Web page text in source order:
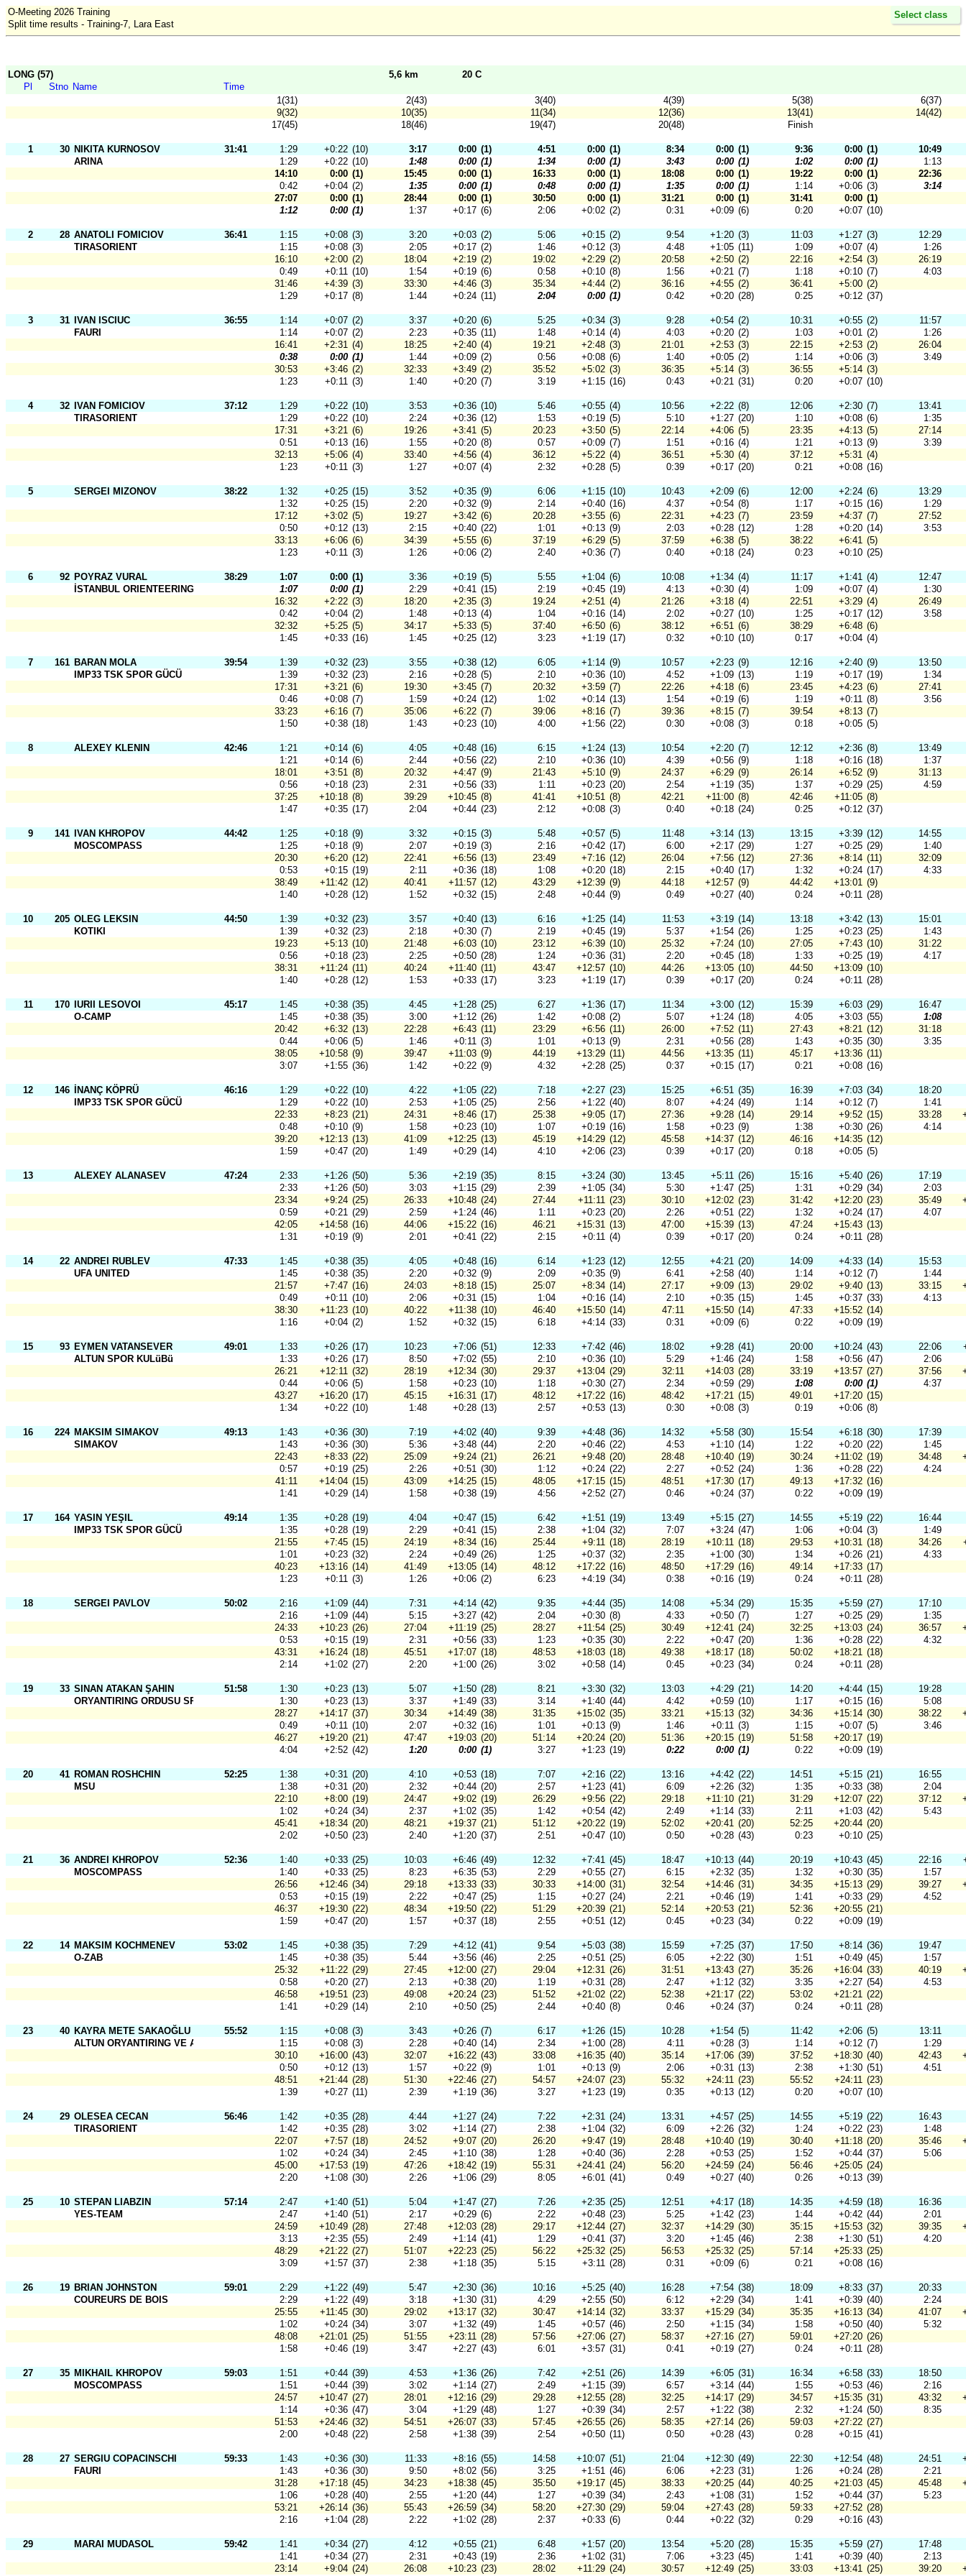
O-Meeting 2026 Training
Split time results - Training-7, Lara East
LONG (57) 5,6 km
20 C
Pl
Stno Name
Time
1(31)
2(43) 3(40) 4(39) 5(38)
6(37)
9(32)
10(35) 11(34) 12(36) 13(41)
14(42)
17(45)
18(46) 19(47) 20(48) Finish
1 30 NIKITA KURNOSOV 31:41 1:29 +0:22 (10) 3:17 0:00 (1) 4:51 0:00 (1) 8:34 0:00 (1) 9:36 0:00 (1)
10:49
ARINA
1:29 +0:22 (10) 1:48 0:00 (1) 1:34 0:00 (1) 3:43 0:00 (1) 1:02 0:00 (1)
1:13
14:10
0:00 (1) 15:45 0:00 (1) 16:33 0:00 (1) 18:08 0:00 (1) 19:22 0:00 (1)
22:36
0:42
+0:04 (2) 1:35 0:00 (1) 0:48 0:00 (1) 1:35 0:00 (1) 1:14 +0:06 (3)
3:14
27:07
0:00 (1) 28:44 0:00 (1) 30:50 0:00 (1) 31:21 0:00 (1) 31:41 0:00 (1)
1:12
0:00 (1) 1:37 +0:17 (6) 2:06 +0:02 (2) 0:31 +0:09 (6) 0:20 +0:07 (10)
2 28 ANATOLI FOMICIOV 36:41 1:15 +0:08 (3) 3:20 +0:03 (2) 5:06 +0:15 (2) 9:54 +1:20 (3) 11:03 +1:27 (3)
12:29
TIRASORIENT
1:15 +0:08 (3) 2:05 +0:17 (2) 1:46 +0:12 (3) 4:48 +1:05 (11) 1:09 +0:07 (4)
1:26
16:10
+2:00 (2) 18:04 +2:19 (2) 19:02 +2:29 (2) 20:58 +2:50 (2) 22:16 +2:54 (3)
26:19
0:49
+0:11 (10) 1:54 +0:19 (6) 0:58 +0:10 (8) 1:56 +0:21 (7) 1:18 +0:10 (7)
4:03
31:46
+4:39 (3) 33:30 +4:46 (3) 35:34 +4:44 (2) 36:16 +4:55 (2) 36:41 +5:00 (2)
1:29
+0:17 (8) 1:44 +0:24 (11) 2:04 0:00 (1) 0:42 +0:20 (28) 0:25 +0:12 (37)
3 31 IVAN ISCIUC 36:55 1:14 +0:07 (2) 3:37 +0:20 (6) 5:25 +0:34 (3) 9:28 +0:54 (2) 10:31 +0:55 (2)
11:57
FAURI
1:14 +0:07 (2) 2:23 +0:35 (11) 1:48 +0:14 (4) 4:03 +0:20 (2) 1:03 +0:01 (2)
1:26
16:41
+2:31 (4) 18:25 +2:40 (4) 19:21 +2:48 (3) 21:01 +2:53 (3) 22:15 +2:53 (2)
26:04
0:38
0:00 (1) 1:44 +0:09 (2) 0:56 +0:08 (6) 1:40 +0:05 (2) 1:14 +0:06 (3)
3:49
30:53
+3:46 (2) 32:33 +3:49 (2) 35:52 +5:02 (3) 36:35 +5:14 (3) 36:55 +5:14 (3)
1:23
+0:11 (3) 1:40 +0:20 (7) 3:19 +1:15 (16) 0:43 +0:21 (31) 0:20 +0:07 (10)
4 32 IVAN FOMICIOV 37:12 1:29 +0:22 (10) 3:53 +0:36 (10) 5:46 +0:55 (4) 10:56 +2:22 (8) 12:06 +2:30 (7)
13:41
TIRASORIENT
1:29 +0:22 (10) 2:24 +0:36 (12) 1:53 +0:19 (5) 5:10 +1:27 (20) 1:10 +0:08 (6)
1:35
17:31
+3:21 (6) 19:26 +3:41 (5) 20:23 +3:50 (5) 22:14 +4:06 (5) 23:35 +4:13 (5)
27:14
0:51
+0:13 (16) 1:55 +0:20 (8) 0:57 +0:09 (7) 1:51 +0:16 (4) 1:21 +0:13 (9)
3:39
32:13
+5:06 (4) 33:40 +4:56 (4) 36:12 +5:22 (4) 36:51 +5:30 (4) 37:12 +5:31 (4)
1:23
+0:11 (3) 1:27 +0:07 (4) 2:32 +0:28 (5) 0:39 +0:17 (20) 0:21 +0:08 (16)
5 SERGEI MIZONOV 38:22 1:32 +0:25 (15) 3:52 +0:35 (9) 6:06 +1:15 (10) 10:43 +2:09 (6) 12:00 +2:24 (6)
13:29
1:32
+0:25 (15) 2:20 +0:32 (9) 2:14 +0:40 (16) 4:37 +0:54 (8) 1:17 +0:15 (16)
1:29
17:12
+3:02 (5) 19:27 +3:42 (6) 20:28 +3:55 (6) 22:31 +4:23 (7) 23:59 +4:37 (7)
27:52
0:50
+0:12 (13) 2:15 +0:40 (22) 1:01 +0:13 (9) 2:03 +0:28 (12) 1:28 +0:20 (14)
3:53
33:13
+6:06 (6) 34:39 +5:55 (6) 37:19 +6:29 (5) 37:59 +6:38 (5) 38:22 +6:41 (5)
1:23
+0:11 (3) 1:26 +0:06 (2) 2:40 +0:36 (7) 0:40 +0:18 (24) 0:23 +0:10 (25)
6 92 POYRAZ VURAL 38:29 1:07 0:00 (1) 3:36 +0:19 (5) 5:55 +1:04 (6) 10:08 +1:34 (4) 11:17 +1:41 (4)
12:47
İSTANBUL ORIENTEERING SK-İOG
1:07 0:00 (1) 2:29 +0:41 (15) 2:19 +0:45 (19) 4:13 +0:30 (4) 1:09 +0:07 (4)
1:30
16:32
+2:22 (3) 18:20 +2:35 (3) 19:24 +2:51 (4) 21:26 +3:18 (4) 22:51 +3:29 (4)
26:49
0:42
+0:04 (2) 1:48 +0:13 (4) 1:04 +0:16 (14) 2:02 +0:27 (10) 1:25 +0:17 (12)
3:58
32:32
+5:25 (5) 34:17 +5:33 (5) 37:40 +6:50 (6) 38:12 +6:51 (6) 38:29 +6:48 (6)
1:45
+0:33 (16) 1:45 +0:25 (12) 3:23 +1:19 (17) 0:32 +0:10 (10) 0:17 +0:04 (4)
7 161 BARAN MOLA 39:54 1:39 +0:32 (23) 3:55 +0:38 (12) 6:05 +1:14 (9) 10:57 +2:23 (9) 12:16 +2:40 (9)
13:50
IMP33 TSK SPOR GÜCÜ
1:39 +0:32 (23) 2:16 +0:28 (5) 2:10 +0:36 (10) 4:52 +1:09 (13) 1:19 +0:17 (19)
1:34
17:31
+3:21 (6) 19:30 +3:45 (7) 20:32 +3:59 (7) 22:26 +4:18 (6) 23:45 +4:23 (6)
27:41
0:46
+0:08 (7) 1:59 +0:24 (12) 1:02 +0:14 (13) 1:54 +0:19 (6) 1:19 +0:11 (8)
3:56
33:23
+6:16 (7) 35:06 +6:22 (7) 39:06 +8:16 (7) 39:36 +8:15 (7) 39:54 +8:13 (7)
1:50
+0:38 (18) 1:43 +0:23 (10) 4:00 +1:56 (22) 0:30 +0:08 (3) 0:18 +0:05 (5)
8 ALEXEY KLENIN 42:46 1:21 +0:14 (6) 4:05 +0:48 (16) 6:15 +1:24 (13) 10:54 +2:20 (7) 12:12 +2:36 (8)
13:49
1:21
+0:14 (6) 2:44 +0:56 (22) 2:10 +0:36 (10) 4:39 +0:56 (9) 1:18 +0:16 (18)
1:37
18:01
+3:51 (8) 20:32 +4:47 (9) 21:43 +5:10 (9) 24:37 +6:29 (9) 26:14 +6:52 (9)
31:13
0:56
+0:18 (23) 2:31 +0:56 (33) 1:11 +0:23 (20) 2:54 +1:19 (35) 1:37 +0:29 (25)
4:59
37:25
+10:18 (8) 39:29 +10:45 (8) 41:41 +10:51 (8) 42:21 +11:00 (8) 42:46 +11:05 (8)
1:47
+0:35 (17) 2:04 +0:44 (23) 2:12 +0:08 (3) 0:40 +0:18 (24) 0:25 +0:12 (37)
9 141 IVAN KHROPOV 44:42 1:25 +0:18 (9) 3:32 +0:15 (3) 5:48 +0:57 (5) 11:48 +3:14 (13) 13:15 +3:39 (12)
14:55
MOSCOMPASS
1:25 +0:18 (9) 2:07 +0:19 (3) 2:16 +0:42 (17) 6:00 +2:17 (29) 1:27 +0:25 (29)
1:40
20:30
+6:20 (12) 22:41 +6:56 (13) 23:49 +7:16 (12) 26:04 +7:56 (12) 27:36 +8:14 (11)
32:09
0:53
+0:15 (19) 2:11 +0:36 (18) 1:08 +0:20 (18) 2:15 +0:40 (17) 1:32 +0:24 (17)
4:33
38:49
+11:42 (12) 40:41 +11:57 (12) 43:29 +12:39 (9) 44:18 +12:57 (9) 44:42 +13:01 (9)
1:40
+0:28 (12) 1:52 +0:32 (15) 2:48 +0:44 (9) 0:49 +0:27 (40) 0:24 +0:11 (28)
10 205 OLEG LEKSIN 44:50 1:39 +0:32 (23) 3:57 +0:40 (13) 6:16 +1:25 (14) 11:53 +3:19 (14) 13:18 +3:42 (13)
15:01
KOTIKI
1:39 +0:32 (23) 2:18 +0:30 (7) 2:19 +0:45 (19) 5:37 +1:54 (26) 1:25 +0:23 (25)
1:43
19:23
+5:13 (10) 21:48 +6:03 (10) 23:12 +6:39 (10) 25:32 +7:24 (10) 27:05 +7:43 (10)
31:22
0:56
+0:18 (23) 2:25 +0:50 (28) 1:24 +0:36 (31) 2:20 +0:45 (18) 1:33 +0:25 (19)
4:17
38:31
+11:24 (11) 40:24 +11:40 (11) 43:47 +12:57 (10) 44:26 +13:05 (10) 44:50 +13:09 (10)
1:40
+0:28 (12) 1:53 +0:33 (17) 3:23 +1:19 (17) 0:39 +0:17 (20) 0:24 +0:11 (28)
11 170 IURII LESOVOI 45:17 1:45 +0:38 (35) 4:45 +1:28 (25) 6:27 +1:36 (17) 11:34 +3:00 (12) 15:39 +6:03 (29)
16:47
O-CAMP
1:45 +0:38 (35) 3:00 +1:12 (26) 1:42 +0:08 (2) 5:07 +1:24 (18) 4:05 +3:03 (55)
1:08
20:42
+6:32 (13) 22:28 +6:43 (11) 23:29 +6:56 (11) 26:00 +7:52 (11) 27:43 +8:21 (12)
31:18
0:44
+0:06 (5) 1:46 +0:11 (3) 1:01 +0:13 (9) 2:31 +0:56 (28) 1:43 +0:35 (30)
3:35
38:05
+10:58 (9) 39:47 +11:03 (9) 44:19 +13:29 (11) 44:56 +13:35 (11) 45:17 +13:36 (11)
3:07
+1:55 (36) 1:42 +0:22 (9) 4:32 +2:28 (25) 0:37 +0:15 (17) 0:21 +0:08 (16)
12 146 İNANÇ KÖPRÜ 46:16 1:29 +0:22 (10) 4:22 +1:05 (22) 7:18 +2:27 (23) 15:25 +6:51 (35) 16:39 +7:03 (34)
18:20
IMP33 TSK SPOR GÜCÜ
1:29 +0:22 (10) 2:53 +1:05 (25) 2:56 +1:22 (40) 8:07 +4:24 (49) 1:14 +0:12 (7)
1:41
22:33
+8:23 (21) 24:31 +8:46 (17) 25:38 +9:05 (17) 27:36 +9:28 (14) 29:14 +9:52 (15) 33:28
0:48
+0:10 (9) 1:58 +0:23 (10) 1:07 +0:19 (16) 1:58 +0:23 (9) 1:38 +0:30 (26)
4:14
39:20
+12:13 (13) 41:09 +12:25 (13) 45:19 +14:29 (12) 45:58 +14:37 (12) 46:16 +14:35 (12)
1:59
+0:47 (20) 1:49 +0:29 (14) 4:10 +2:06 (23) 0:39 +0:17 (20) 0:18 +0:05 (5)
13 ALEXEY ALANASEV 47:24 2:33 +1:26 (50) 5:36 +2:19 (35) 8:15 +3:24 (30) 13:45 +5:11 (26) 15:16 +5:40 (26)
17:19
2:33
+1:26 (50) 3:03 +1:15 (29) 2:39 +1:05 (34) 5:30 +1:47 (25) 1:31 +0:29 (34)
2:03
23:34
+9:24 (25) 26:33 +10:48 (24) 27:44 +11:11 (23) 30:10 +12:02 (23) 31:42 +12:20 (23) 35:49
0:59
+0:21 (29) 2:59 +1:24 (46) 1:11 +0:23 (20) 2:26 +0:51 (22) 1:32 +0:24 (17)
4:07
42:05
+14:58 (16) 44:06 +15:22 (16) 46:21 +15:31 (13) 47:00 +15:39 (13) 47:24 +15:43 (13)
1:31
+0:19 (9) 2:01 +0:41 (22) 2:15 +0:11 (4) 0:39 +0:17 (20) 0:24 +0:11 (28)
14 22 ANDREI RUBLEV 47:33 1:45 +0:38 (35) 4:05 +0:48 (16) 6:14 +1:23 (12) 12:55 +4:21 (20) 14:09 +4:33 (14)
15:53
UFA UNITED
1:45 +0:38 (35) 2:20 +0:32 (9) 2:09 +0:35 (9) 6:41 +2:58 (40) 1:14 +0:12 (7)
1:44
21:57
+7:47 (16) 24:03 +8:18 (15) 25:07 +8:34 (14) 27:17 +9:09 (13) 29:02 +9:40 (13) 33:15
0:49
+0:11 (10) 2:06 +0:31 (15) 1:04 +0:16 (14) 2:10 +0:35 (15) 1:45 +0:37 (33)
4:13
38:30
+11:23 (10) 40:22 +11:38 (10) 46:40 +15:50 (14) 47:11 +15:50 (14) 47:33 +15:52 (14)
1:16
+0:04 (2) 1:52 +0:32 (15) 6:18 +4:14 (33) 0:31 +0:09 (6) 0:22 +0:09 (19)
15 93 EYMEN VATANSEVER 49:01 1:33 +0:26 (17) 10:23 +7:06 (51) 12:33 +7:42 (46) 18:02 +9:28 (41) 20:00 +10:24 (43) 22:06
ALTUN SPOR KULüBü
1:33 +0:26 (17) 8:50 +7:02 (55) 2:10 +0:36 (10) 5:29 +1:46 (24) 1:58 +0:56 (47)
2:06
26:21
+12:11 (32) 28:19 +12:34 (30) 29:37 +13:04 (29) 32:11 +14:03 (28) 33:19 +13:57 (27) 37:56
0:44
+0:06 (5) 1:58 +0:23 (10) 1:18 +0:30 (27) 2:34 +0:59 (29) 1:08 0:00 (1)
4:37
43:27
+16:20 (17) 45:15 +16:31 (17) 48:12 +17:22 (16) 48:42 +17:21 (15) 49:01 +17:20 (15)
1:34
+0:22 (10) 1:48 +0:28 (13) 2:57 +0:53 (13) 0:30 +0:08 (3) 0:19 +0:06 (8)
16 224 MAKSIM SIMAKOV 49:13 1:43 +0:36 (30) 7:19 +4:02 (40) 9:39 +4:48 (36) 14:32 +5:58 (30) 15:54 +6:18 (30)
17:39
SIMAKOV
1:43 +0:36 (30) 5:36 +3:48 (44) 2:20 +0:46 (22) 4:53 +1:10 (14) 1:22 +0:20 (22)
1:45
22:43
+8:33 (22) 25:09 +9:24 (21) 26:21 +9:48 (20) 28:48 +10:40 (19) 30:24 +11:02 (19) 34:48
0:57
+0:19 (25) 2:26 +0:51 (30) 1:12 +0:24 (22) 2:27 +0:52 (24) 1:36 +0:28 (22)
4:24
41:11
+14:04 (15) 43:09 +14:25 (15) 48:05 +17:15 (15) 48:51 +17:30 (17) 49:13 +17:32 (16)
1:41
+0:29 (14) 1:58 +0:38 (19) 4:56 +2:52 (27) 0:46 +0:24 (37) 0:22 +0:09 (19)
17 164 YASIN YEŞIL 49:14 1:35 +0:28 (19) 4:04 +0:47 (15) 6:42 +1:51 (19) 13:49 +5:15 (27) 14:55 +5:19 (22)
16:44
IMP33 TSK SPOR GÜCÜ
1:35 +0:28 (19) 2:29 +0:41 (15) 2:38 +1:04 (32) 7:07 +3:24 (47) 1:06 +0:04 (3)
1:49
21:55
+7:45 (15) 24:19 +8:34 (16) 25:44 +9:11 (18) 28:19 +10:11 (18) 29:53 +10:31 (18) 34:26
1:01
+0:23 (32) 2:24 +0:49 (26) 1:25 +0:37 (32) 2:35 +1:00 (30) 1:34 +0:26 (21)
4:33
40:23
+13:16 (14) 41:49 +13:05 (14) 48:12 +17:22 (16) 48:50 +17:29 (16) 49:14 +17:33 (17)
1:23
+0:11 (3) 1:26 +0:06 (2) 6:23 +4:19 (34) 0:38 +0:16 (19) 0:24 +0:11 (28)
18 SERGEI PAVLOV 50:02 2:16 +1:09 (44) 7:31 +4:14 (42) 9:35 +4:44 (35) 14:08 +5:34 (29) 15:35 +5:59 (27)
17:10
2:16
+1:09 (44) 5:15 +3:27 (42) 2:04 +0:30 (8) 4:33 +0:50 (7) 1:27 +0:25 (29)
1:35
24:33
+10:23 (26) 27:04 +11:19 (25) 28:27 +11:54 (25) 30:49 +12:41 (24) 32:25 +13:03 (24) 36:57
0:53
+0:15 (19) 2:31 +0:56 (33) 1:23 +0:35 (30) 2:22 +0:47 (20) 1:36 +0:28 (22)
4:32
43:31
+16:24 (18) 45:51 +17:07 (18) 48:53 +18:03 (18) 49:38 +18:17 (18) 50:02 +18:21 (18)
2:14
+1:02 (27) 2:20 +1:00 (26) 3:02 +0:58 (14) 0:45 +0:23 (34) 0:24 +0:11 (28)
19 33 SINAN ATAKAN ŞAHIN 51:58 1:30 +0:23 (13) 5:07 +1:50 (28) 8:21 +3:30 (32) 13:03 +4:29 (21) 14:20 +4:44 (15)
19:28
ORYANTIRING ORDUSU SPOR KULüBü
1:30 +0:23 (13) 3:37 +1:49 (33) 3:14 +1:40 (44) 4:42 +0:59 (10) 1:17 +0:15 (16)
5:08
28:27
+14:17 (37) 30:34 +14:49 (38) 31:35 +15:02 (35) 33:21 +15:13 (32) 34:36 +15:14 (30) 38:22
0:49
+0:11 (10) 2:07 +0:32 (16) 1:01 +0:13 (9) 1:46 +0:11 (3) 1:15 +0:07 (5)
3:46
46:27
+19:20 (21) 47:47 +19:03 (20) 51:14 +20:24 (20) 51:36 +20:15 (19) 51:58 +20:17 (19)
4:04
+2:52 (42) 1:20 0:00 (1) 3:27 +1:23 (19) 0:22 0:00 (1) 0:22 +0:09 (19)
20 41 ROMAN ROSHCHIN 52:25 1:38 +0:31 (20) 4:10 +0:53 (18) 7:07 +2:16 (22) 13:16 +4:42 (22) 14:51 +5:15 (21)
16:55
MSU
1:38 +0:31 (20) 2:32 +0:44 (20) 2:57 +1:23 (41) 6:09 +2:26 (32) 1:35 +0:33 (38)
2:04
22:10
+8:00 (19) 24:47 +9:02 (19) 26:29 +9:56 (22) 29:18 +11:10 (21) 31:29 +12:07 (22) 37:12
1:02
+0:24 (34) 2:37 +1:02 (35) 1:42 +0:54 (42) 2:49 +1:14 (33) 2:11 +1:03 (42)
5:43
45:41
+18:34 (20) 48:21 +19:37 (21) 51:12 +20:22 (19) 52:02 +20:41 (20) 52:25 +20:44 (20)
2:02
+0:50 (23) 2:40 +1:20 (37) 2:51 +0:47 (10) 0:50 +0:28 (43) 0:23 +0:10 (25)
21 36 ANDREI KHROPOV 52:36 1:40 +0:33 (25) 10:03 +6:46 (49) 12:32 +7:41 (45) 18:47 +10:13 (44) 20:19 +10:43 (45) 22:16
MOSCOMPASS
1:40 +0:33 (25) 8:23 +6:35 (53) 2:29 +0:55 (27) 6:15 +2:32 (35) 1:32 +0:30 (35)
1:57
26:56
+12:46 (34) 29:18 +13:33 (33) 30:33 +14:00 (31) 32:54 +14:46 (31) 34:35 +15:13 (29) 39:27
0:53
+0:15 (19) 2:22 +0:47 (25) 1:15 +0:27 (24) 2:21 +0:46 (19) 1:41 +0:33 (29)
4:52
46:37
+19:30 (22) 48:34 +19:50 (22) 51:29 +20:39 (21) 52:14 +20:53 (21) 52:36 +20:55 (21)
1:59
+0:47 (20) 1:57 +0:37 (18) 2:55 +0:51 (12) 0:45 +0:23 (34) 0:22 +0:09 (19)
22 14 MAKSIM KOCHMENEV 53:02 1:45 +0:38 (35) 7:29 +4:12 (41) 9:54 +5:03 (38) 15:59 +7:25 (37) 17:50 +8:14 (36)
19:47
O-ZAB
1:45 +0:38 (35) 5:44 +3:56 (46) 2:25 +0:51 (25) 6:05 +2:22 (30) 1:51 +0:49 (45)
1:57
25:32
+11:22 (29) 27:45 +12:00 (27) 29:04 +12:31 (26) 31:51 +13:43 (27) 35:26 +16:04 (33) 40:19
0:58
+0:20 (27) 2:13 +0:38 (20) 1:19 +0:31 (28) 2:47 +1:12 (32) 3:35 +2:27 (54)
4:53
46:58
+19:51 (23) 49:08 +20:24 (23) 51:52 +21:02 (22) 52:38 +21:17 (22) 53:02 +21:21 (22)
1:41
+0:29 (14) 2:10 +0:50 (25) 2:44 +0:40 (8) 0:46 +0:24 (37) 0:24 +0:11 (28)
23 40 KAYRA METE SAKAOĞLU 55:52 1:15 +0:08 (3) 3:43 +0:26 (7) 6:17 +1:26 (15) 10:28 +1:54 (5) 11:42 +2:06 (5)
13:11
ALTUN ORYANTIRING VE ASK
1:15 +0:08 (3) 2:28 +0:40 (14) 2:34 +1:00 (28) 4:11 +0:28 (3) 1:14 +0:12 (7)
1:29
30:10
+16:00 (43) 32:07 +16:22 (43) 33:08 +16:35 (40) 35:14 +17:06 (39) 37:52 +18:30 (40) 42:43
0:50
+0:12 (13) 1:57 +0:22 (9) 1:01 +0:13 (9) 2:06 +0:31 (13) 2:38 +1:30 (51)
4:51
48:51
+21:44 (28) 51:30 +22:46 (27) 54:57 +24:07 (23) 55:32 +24:11 (23) 55:52 +24:11 (23)
1:39
+0:27 (11) 2:39 +1:19 (36) 3:27 +1:23 (19) 0:35 +0:13 (12) 0:20 +0:07 (10)
24 29 OLESEA CECAN 56:46 1:42 +0:35 (28) 4:44 +1:27 (24) 7:22 +2:31 (24) 13:31 +4:57 (25) 14:55 +5:19 (22)
16:43
TIRASORIENT
1:42 +0:35 (28) 3:02 +1:14 (27) 2:38 +1:04 (32) 6:09 +2:26 (32) 1:24 +0:22 (23)
1:48
22:07
+7:57 (18) 24:52 +9:07 (20) 26:20 +9:47 (19) 28:48 +10:40 (19) 30:40 +11:18 (20) 35:46
1:02
+0:24 (34) 2:45 +1:10 (38) 1:28 +0:40 (36) 2:28 +0:53 (25) 1:52 +0:44 (37)
5:06
45:00
+17:53 (19) 47:26 +18:42 (19) 55:31 +24:41 (24) 56:20 +24:59 (24) 56:46 +25:05 (24)
2:20
+1:08 (30) 2:26 +1:06 (29) 8:05 +6:01 (41) 0:49 +0:27 (40) 0:26 +0:13 (39)
25 10 STEPAN LIABZIN 57:14 2:47 +1:40 (51) 5:04 +1:47 (27) 7:26 +2:35 (25) 12:51 +4:17 (18) 14:35 +4:59 (18)
16:36
YES-TEAM
2:47 +1:40 (51) 2:17 +0:29 (6) 2:22 +0:48 (23) 5:25 +1:42 (23) 1:44 +0:42 (44)
2:01
24:59
+10:49 (28) 27:48 +12:03 (28) 29:17 +12:44 (27) 32:37 +14:29 (30) 35:15 +15:53 (32) 39:35
3:13
+2:35 (55) 2:49 +1:14 (41) 1:29 +0:41 (37) 3:20 +1:45 (46) 2:38 +1:30 (51)
4:20
48:29
+21:22 (27) 51:07 +22:23 (25) 56:22 +25:32 (25) 56:53 +25:32 (25) 57:14 +25:33 (25)
3:09
+1:57 (37) 2:38 +1:18 (35) 5:15 +3:11 (28) 0:31 +0:09 (6) 0:21 +0:08 (16)
26 19 BRIAN JOHNSTON 59:01 2:29 +1:22 (49) 5:47 +2:30 (36) 10:16 +5:25 (40) 16:28 +7:54 (38) 18:09 +8:33 (37)
20:33
COUREURS DE BOIS
2:29 +1:22 (49) 3:18 +1:30 (31) 4:29 +2:55 (50) 6:12 +2:29 (34) 1:41 +0:39 (40)
2:24
25:55
+11:45 (30) 29:02 +13:17 (32) 30:47 +14:14 (32) 33:37 +15:29 (34) 35:35 +16:13 (34) 41:07
1:02
+0:24 (34) 3:07 +1:32 (49) 1:45 +0:57 (46) 2:50 +1:15 (34) 1:58 +0:50 (40)
5:32
48:08
+21:01 (25) 51:55 +23:11 (28) 57:56 +27:06 (27) 58:37 +27:16 (27) 59:01 +27:20 (26)
1:58
+0:46 (19) 3:47 +2:27 (43) 6:01 +3:57 (31) 0:41 +0:19 (27) 0:24 +0:11 (28)
27 35 MIKHAIL KHROPOV 59:03 1:51 +0:44 (39) 4:53 +1:36 (26) 7:42 +2:51 (26) 14:39 +6:05 (31) 16:34 +6:58 (33)
18:50
MOSCOMPASS
1:51 +0:44 (39) 3:02 +1:14 (27) 2:49 +1:15 (39) 6:57 +3:14 (44) 1:55 +0:53 (46)
2:16
24:57
+10:47 (27) 28:01 +12:16 (29) 29:28 +12:55 (28) 32:25 +14:17 (29) 34:57 +15:35 (31) 43:32
1:14
+0:36 (47) 3:04 +1:29 (48) 1:27 +0:39 (34) 2:57 +1:22 (38) 2:32 +1:24 (50)
8:35
51:53
+24:46 (32) 54:51 +26:07 (33) 57:45 +26:55 (26) 58:35 +27:14 (26) 59:03 +27:22 (27)
2:00
+0:48 (22) 2:58 +1:38 (39) 2:54 +0:50 (11) 0:50 +0:28 (43) 0:28 +0:15 (41)
28 27 SERGIU COPACINSCHI 59:33 1:43 +0:36 (30) 11:33 +8:16 (55) 14:58 +10:07 (51) 21:04 +12:30 (49) 22:30 +12:54 (48) 24:51
FAURI
1:43 +0:36 (30) 9:50 +8:02 (56) 3:25 +1:51 (46) 6:06 +2:23 (31) 1:26 +0:24 (28)
2:21
31:28
+17:18 (45) 34:23 +18:38 (45) 35:50 +19:17 (45) 38:33 +20:25 (44) 40:25 +21:03 (45) 45:48
1:06
+0:28 (40) 2:55 +1:20 (44) 1:27 +0:39 (34) 2:43 +1:08 (31) 1:52 +0:44 (37)
5:23
53:21
+26:14 (36) 55:43 +26:59 (34) 58:20 +27:30 (29) 59:04 +27:43 (28) 59:33 +27:52 (28)
2:16
+1:04 (28) 2:22 +1:02 (28) 2:37 +0:33 (6) 0:44 +0:22 (32) 0:29 +0:16 (43)
29 MARAI MUDASOL 59:42 1:41 +0:34 (27) 4:12 +0:55 (21) 6:48 +1:57 (20) 13:54 +5:20 (28) 15:35 +5:59 (27)
17:48
1:41
+0:34 (27) 2:31 +0:43 (19) 2:36 +1:02 (31) 7:06 +3:23 (45) 1:41 +0:39 (40)
2:13
23:14
+9:04 (24) 26:08 +10:23 (23) 28:02 +11:29 (24) 30:57 +12:49 (25) 33:03 +13:41 (25) 39:20
Select class